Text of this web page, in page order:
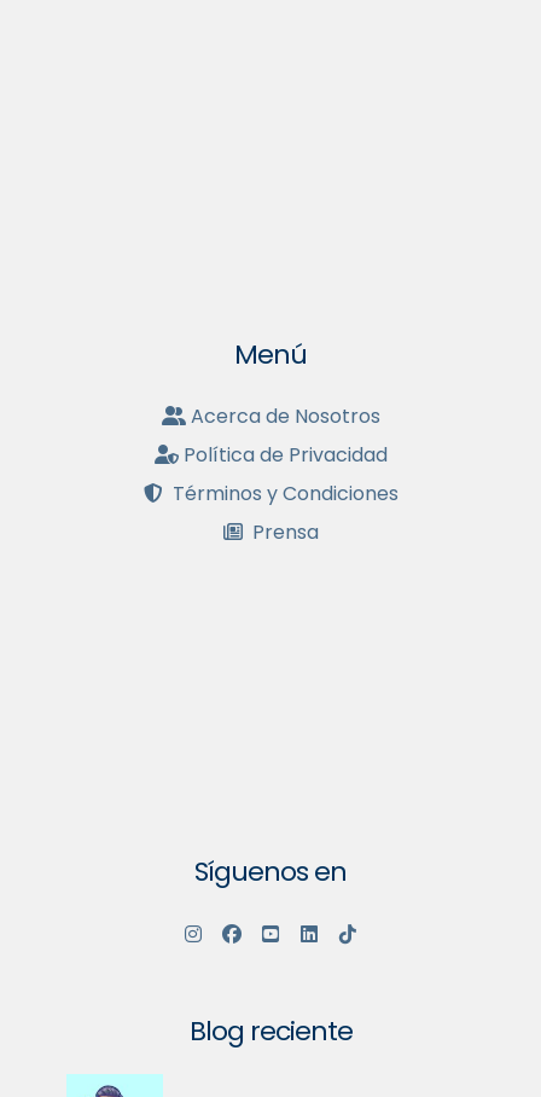
Menú
Acerca de Nosotros
Política de Privacidad
Términos y Condiciones
Prensa
Síguenos en
Blog reciente